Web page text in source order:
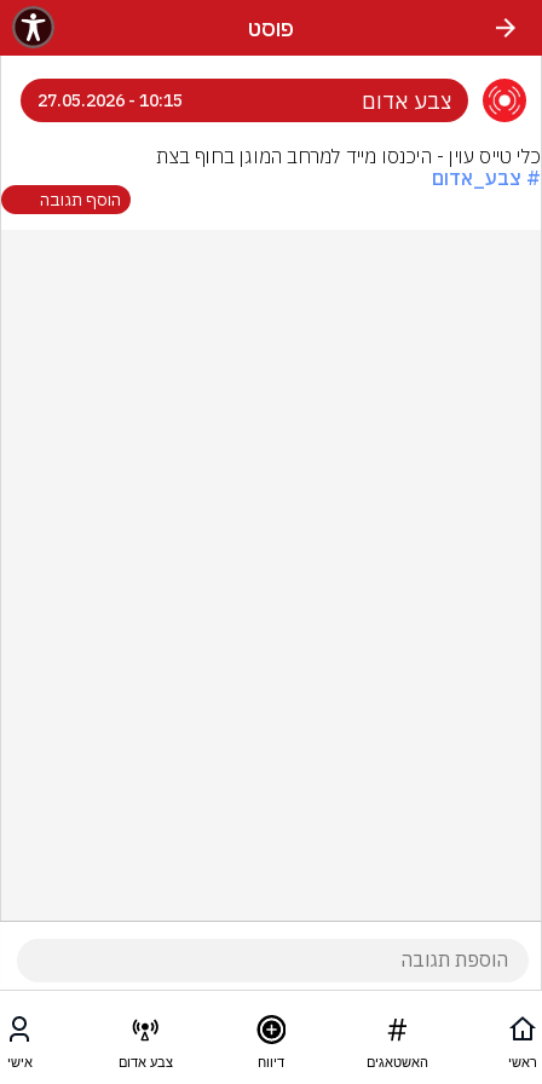
פוסט
צבע אדום 10:15 - 27.05.2026
כלי טייס עוין - היכנסו מייד למרחב המוגן בחוף בצת
# צבע_אדום
הוסף תגובה
ראשי האשטאגים דיווח צבע אדום אישי